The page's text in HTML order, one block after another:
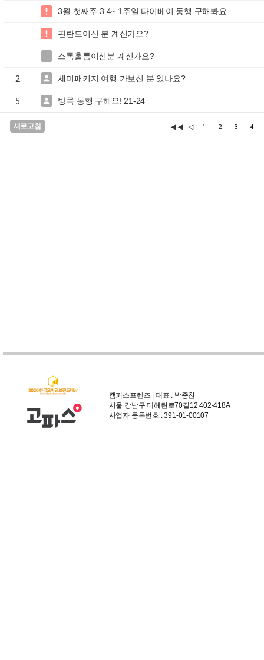
 3월 첫째주 3.4~ 1주일 타이베이 동행 구해봐요
 핀란드이신 분 계신가요?
스톡홀름이신분 계신가요?
2  세미패키지 여행 가보신 분 있나요?
5  방콕 동행 구해요! 21-24
새로고침 ◀◀ ◁ 1 2 3 4
캠퍼스프렌즈 | 대표 : 박종찬
서울 강남구 테헤란로70길12 402-418A
사업자 등록번호 : 391-01-00107